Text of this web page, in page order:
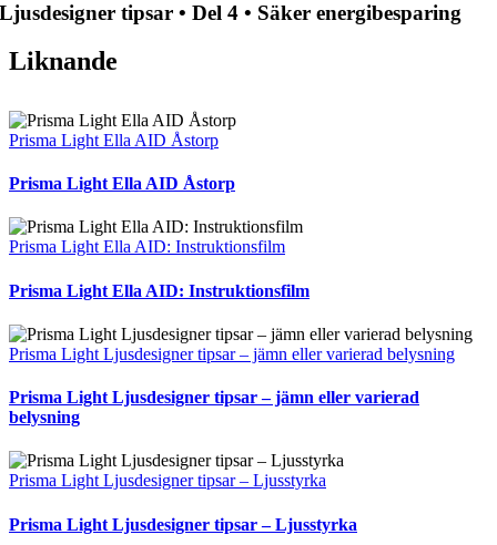
Ljusdesigner tipsar • Del 4 • Säker energibesparing
Liknande
Prisma Light Ella AID Åstorp
Prisma Light Ella AID Åstorp
Prisma Light Ella AID: Instruktionsfilm
Prisma Light Ella AID: Instruktionsfilm
Prisma Light Ljusdesigner tipsar – jämn eller varierad belysning
Prisma Light Ljusdesigner tipsar – jämn eller varierad
belysning
Prisma Light Ljusdesigner tipsar – Ljusstyrka
Prisma Light Ljusdesigner tipsar – Ljusstyrka